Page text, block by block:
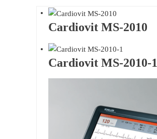
Cardiovit MS-2010
Cardiovit MS-2010-1